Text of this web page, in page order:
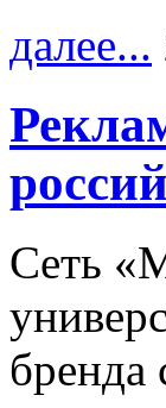
далее...
Сеть
бренда